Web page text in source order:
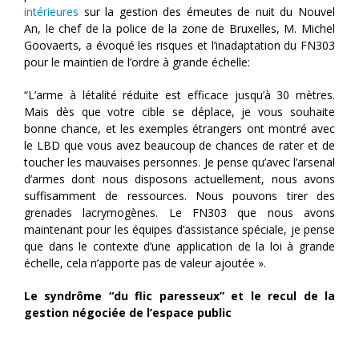
intérieures sur la gestion des émeutes de nuit du Nouvel
An, le chef de la police de la zone de Bruxelles, M. Michel
Goovaerts, a évoqué les risques et l’inadaptation du FN303
pour le maintien de l’ordre à grande échelle:
“L’arme à létalité réduite est efficace jusqu’à 30 mètres.
Mais dès que votre cible se déplace, je vous souhaite
bonne chance, et les exemples étrangers ont montré avec
le LBD que vous avez beaucoup de chances de rater et de
toucher les mauvaises personnes. Je pense qu’avec l’arsenal
d’armes dont nous disposons actuellement, nous avons
suffisamment de ressources. Nous pouvons tirer des
grenades lacrymogènes. Le FN303 que nous avons
maintenant pour les équipes d’assistance spéciale, je pense
que dans le contexte d’une application de la loi à grande
échelle, cela n’apporte pas de valeur ajoutée ».
Le syndrôme “du flic paresseux” et le recul de la
gestion négociée de l’espace public